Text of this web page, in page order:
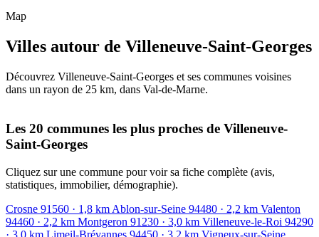
Map
Villes autour de Villeneuve-Saint-Georges
Découvrez Villeneuve-Saint-Georges et ses communes voisines
dans un rayon de 25 km, dans Val-de-Marne.
+
−
Les 20 communes les plus proches de Villeneuve-
Saint-Georges
Cliquez sur une commune pour voir sa fiche complète (avis,
statistiques, immobilier, démographie).
Crosne 91560 · 1,8 km Ablon-sur-Seine 94480 · 2,2 km Valenton
94460 · 2,2 km Montgeron 91230 · 3,0 km Villeneuve-le-Roi 94290
· 3,0 km Limeil-Brévannes 94450 · 3,2 km Vigneux-sur-Seine